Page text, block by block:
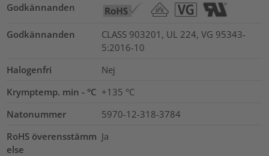
Godkännanden
Godkännanden
CLASS 903201, UL 224, VG 95343-
5:2016-10
Halogenfri
Nej
Krymptemp. min - °C +135 °C
Natonummer
5970-12-318-3784
RoHS överensstämm
else
Ja